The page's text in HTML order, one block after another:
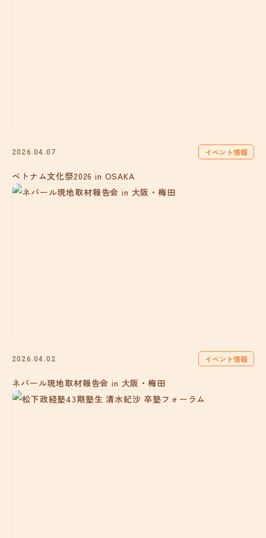
2026.04.07 イベント情報
ベトナム文化祭2026 in OSAKA
2026.04.02 イベント情報
ネパール現地取材報告会 in 大阪・梅田